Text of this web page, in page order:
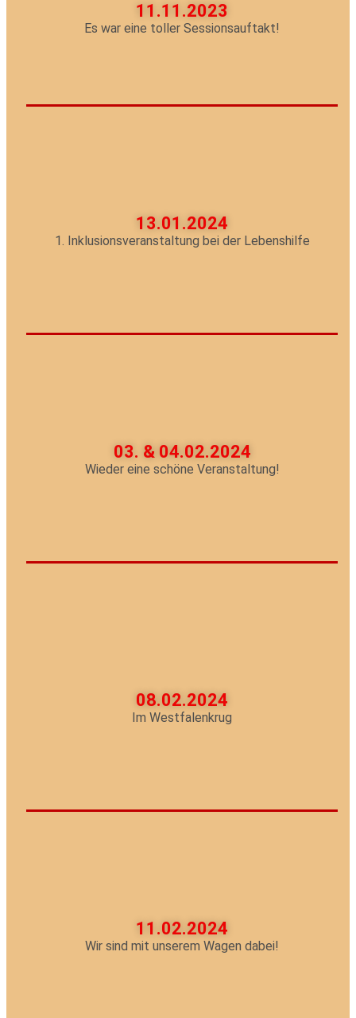
11.11.2023
Es war eine toller Sessionsauftakt!
13.01.2024
1. Inklusionsveranstaltung bei der Lebenshilfe
03. & 04.02.2024
Wieder eine schöne Veranstaltung!
08.02.2024
Im Westfalenkrug
11.02.2024
Wir sind mit unserem Wagen dabei!